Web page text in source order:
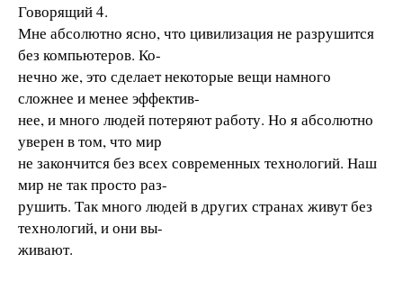
Говорящий 4.
Мне абсолютно ясно, что цивилизация не разрушится
без компьютеров. Ко-
нечно же, это сделает некоторые вещи намного
сложнее и менее эффектив-
нее, и много людей потеряют работу. Но я абсолютно
уверен в том, что мир
не закончится без всех современных технологий. Наш
мир не так просто раз-
рушить. Так много людей в других странах живут без
технологий, и они вы-
живают.